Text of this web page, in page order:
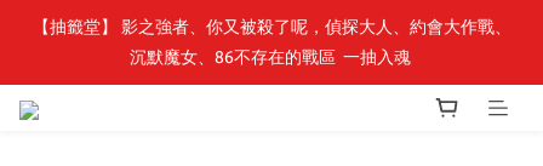
最新開賣🔥「全知讀者視角」 周邊商品
【抽籤堂】 影之強者、你又被殺了呢，偵探大人、約會大作戰、
沉默魔女、86不存在的戰區  一抽入魂